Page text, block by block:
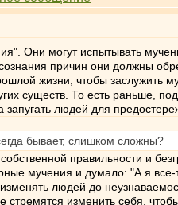
Они могут испытывать
причин они должны
жизни, чтобы
существ. То есть раньше,
людей для
бывает, слишком сложны?
правильности и
мучения и думало: "А я
людей до
стремятся изменить себя,